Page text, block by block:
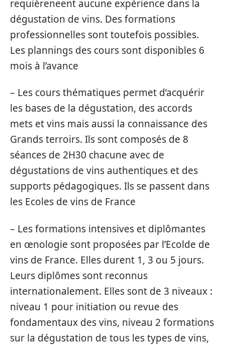
requièreneent aucune expérience dans la
dégustation de vins. Des formations
professionnelles sont toutefois possibles.
Les plannings des cours sont disponibles 6
mois à l’avance
– Les cours thématiques permet d’acquérir
les bases de la dégustation, des accords
mets et vins mais aussi la connaissance des
Grands terroirs. Ils sont composés de 8
séances de 2H30 chacune avec de
dégustations de vins authentiques et des
supports pédagogiques. Ils se passent dans
les Ecoles de vins de France
– Les formations intensives et diplômantes
en œnologie sont proposées par l’Ecolde de
vins de France. Elles durent 1, 3 ou 5 jours.
Leurs diplômes sont reconnus
internationalement. Elles sont de 3 niveaux :
niveau 1 pour initiation ou revue des
fondamentaux des vins, niveau 2 formations
sur la dégustation de tous les types de vins,